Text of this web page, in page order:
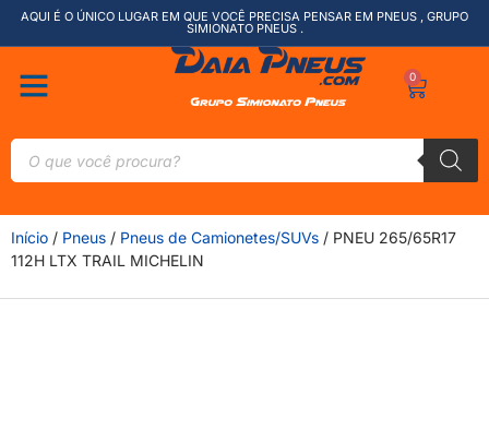
AQUI É O ÚNICO LUGAR EM QUE VOCÊ PRECISA PENSAR EM PNEUS , GRUPO
SIMIONATO PNEUS .
0
Início / Pneus / Pneus de Camionetes/SUVs / PNEU 265/65R17
112H LTX TRAIL MICHELIN